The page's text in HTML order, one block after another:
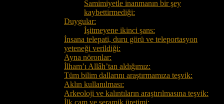
Samimiyetle inanmanın bir şey
kaybettirmediği:
Duygular:
İşitmeyene ikinci şans:
İnsana telepati, duru görü ve teleportasyon
yeteneği verildiği:
Ayna nöronlar:
İlham’ı Allâh’tan aldığımız:
Tüm bilim dallarını araştırmamıza teşvik:
Aklın kullanılması:
Arkeoloji ve kalıntıların araştırılmasına teşvik:
İlk cam ve seramik üretimi: